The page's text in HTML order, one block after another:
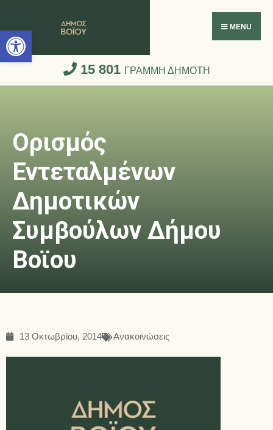
Ανοίξτε τη γραμμή εργαλείων
MENU
15 801 ΓΡΑΜΜΗ ΔΗΜΟΤΗ
Ορισμός
Εντεταλμένων
Δημοτικών
Συμβούλων Δήμου
Βοϊου
13 Οκτωβρίου, 2014 Ανακοινώσεις